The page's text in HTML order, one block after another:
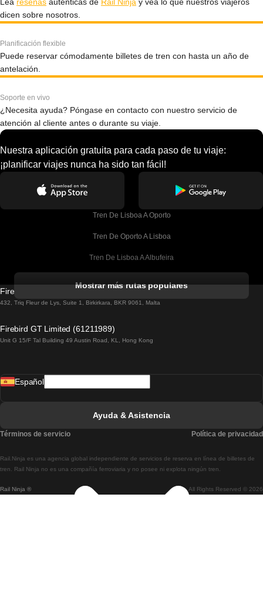
dicen sobre nosotros.
Planificación flexible
Puede reservar cómodamente billetes de tren con hasta un año de
antelación.
Soporte en vivo
¿Necesita ayuda? Póngase en contacto con nuestro servicio de
atención al cliente antes o durante su viaje.
Nuestra aplicación gratuita para cada paso de tu viaje:
¡planificar viajes nunca ha sido tan fácil!
Tren De Lisboa A Oporto
Tren De Oporto A Lisboa
Tren De Lisboa A Albufeira
Tren De Lisboa A Lagos
Tren De Lisboa A Madrid
Tren De Lisboa A Braga
Tren De Braga A Lisboa
Mostrar más rutas populares
Firebird GT Limited (OC 1451)
432, Triq Fleur de Lys, Suite 1, Birkirkara, BKR 9061, Malta
Firebird GT Limited (61211989)
Unit G 15/F Tal Building 49 Austin Road, KL, Hong Kong
Rail Ninja ® All Rights Reserved © 2026
Rail.Ninja es una agencia global independiente de servicios de reserva en línea de billetes de
tren. Rail Ninja no es una compañía ferroviaria y no posee ni explota ningún tren.
Español
Ayuda & Asistencia
Términos de servicio Política de privacidad